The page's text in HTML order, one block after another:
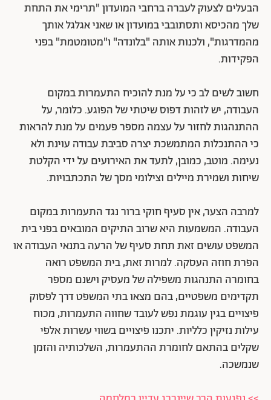
הבעלים לצעוק לעברה ברחבי המועדון "תרימי את התחת
שלך מהכיסא ותסתובבי במועדון או שאני אגלגל אותך
מהמדרגות", ולכנות אותה "בלונדה" ו"מטומטמת" בפני
הפקידות.
חשוב לשים לב כי על מנת להוכיח התעמרות במקום
העבודה, יש לזהות דפוס שיטתי של הפוגע. כלומר, על
ההתנהגות לחזור על עצמה מספר פעמים על מנת להראות
כי ההתנכלות המתמשכת יצרה סביבת עבודה עוינת ולא
נעימה. מוטב, כמובן, לתעד את האירועים על ידי הקלטת
שיחות ושמירת מיילים וצילומי מסך של התכתבויות.
למרבה הצער, אין סעיף חוקי ברור נגד התעמרות במקום
העבודה. המשמעות היא שרוב התיקים המובאים בפני בית
המשפט עושים זאת תחת סעיף של הרעה בתנאי העבודה או
הפרת חוזה העסקה. למרות זאת, בית המשפט רואה
בחומרה התנהגות משפילה של מעסיק וישנם מספר
תקדימים משפטיים, בהם מצאו בתי המשפט דרך לפסוק
פיצויים בגין עוגמת נפש לעובד שחווה התעמרות, מכוח
עילות נזיקין כלליות. יתכנו פיצויים בשווי עשרות אלפי
שקלים בהתאם לחומרת ההתעמרות, השלכותיה והזמן
שנמשכה.